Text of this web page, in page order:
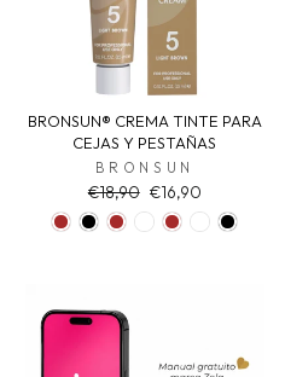
BRONSUN® CREMA TINTE PARA
CEJAS Y PESTAÑAS
BRONSUN
Regular
price
€18,90 Sale
price
€16,90